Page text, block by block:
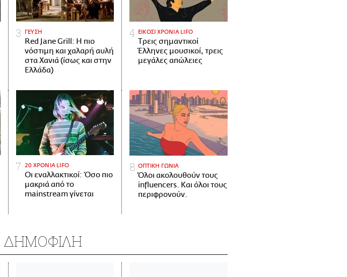
ΓΕΥΣΗ
Red Jane Grill: Η πιο
νόστιμη και χαλαρή αυλή
στα Χανιά (ίσως και στην
Ελλάδα)
ΕΙΚΟΣΙ ΧΡΟΝΙΑ LIFO
Tρεις σημαντικοί
Έλληνες μουσικοί, τρεις
μεγάλες απώλειες
20 ΧΡΟΝΙΑ LIFO
Οι εναλλακτικοί: Όσο πιο
μακριά από το
mainstream γίνεται
ΟΠΤΙΚΗ ΓΩΝΙΑ
Όλοι ακολουθούν τους
influencers. Και όλοι τους
περιφρονούν.
ΔΗΜΟΦΙΛΗ